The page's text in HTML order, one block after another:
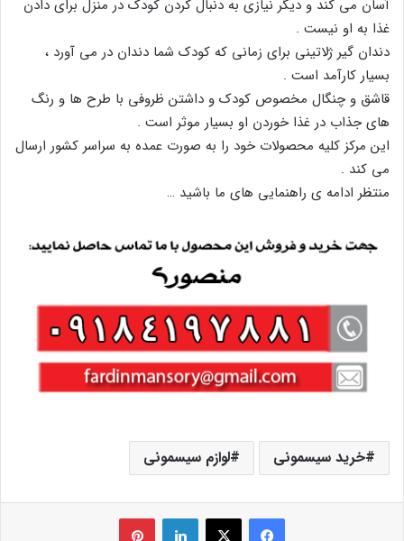
آسان می کند و دیگر نیازی به دنبال کردن کودک در منزل برای دادن
غذا به او نیست .
دندان گیر ژلاتینی برای زمانی که کودک شما دندان در می آورد ،
بسیار کارآمد است .
قاشق و چنگال مخصوص کودک و داشتن ظروفی با طرح ها و رنگ
های جذاب در غذا خوردن او بسیار موثر است .
این مرکز کلیه محصولات خود را به صورت عمده به سراسر کشور ارسال
می کند .
منتظر ادامه ی راهنمایی های ما باشید …
خرید سیسمونی لوازم سیسمونی
فیس بوک X لینکدین ‫پین‌ترست